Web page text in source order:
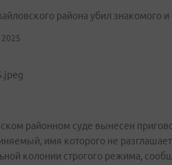
района убил знакомого
районном суде вынесен
имя которого не
колонии строгого режима,